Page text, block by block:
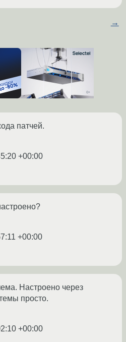
→
патчей.
+00:00
+00:00
Настроено через
просто.
+00:00